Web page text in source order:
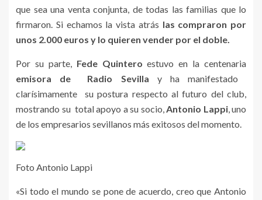
que sea una venta conjunta, de todas las familias que lo
firmaron. Si echamos la vista atrás las compraron por
unos 2.000 euros y lo quieren vender por el doble.
Por su parte, Fede Quintero estuvo en la centenaria
emisora de Radio Sevilla y ha manifestado
clarísimamente su postura respecto al futuro del club,
mostrando su total apoyo a su socio,Antonio Lappi, uno
de los empresarios sevillanos más exitosos del momento.
Foto Antonio Lappi
«Si todo el mundo se pone de acuerdo, creo que Antonio